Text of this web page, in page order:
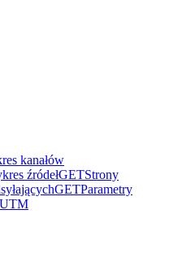
kanałów
źródełGETStrony
GETParametry